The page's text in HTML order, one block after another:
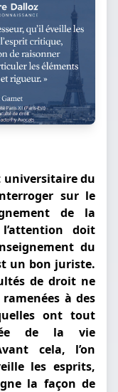
universitaire du
sur le
de la
doit
du
un bon juriste.
de droit ne
à des
ont tout
de la vie
cela, l’on
les esprits,
la façon de